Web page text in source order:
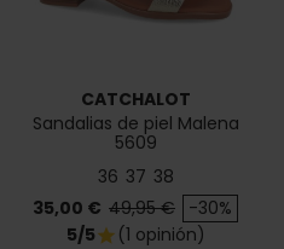
CATCHALOT
Sandalias de piel Malena
5609
36 37 38
Precio
35,00 € Precio base
49,95 € -30%
5/5star (1 opinión)